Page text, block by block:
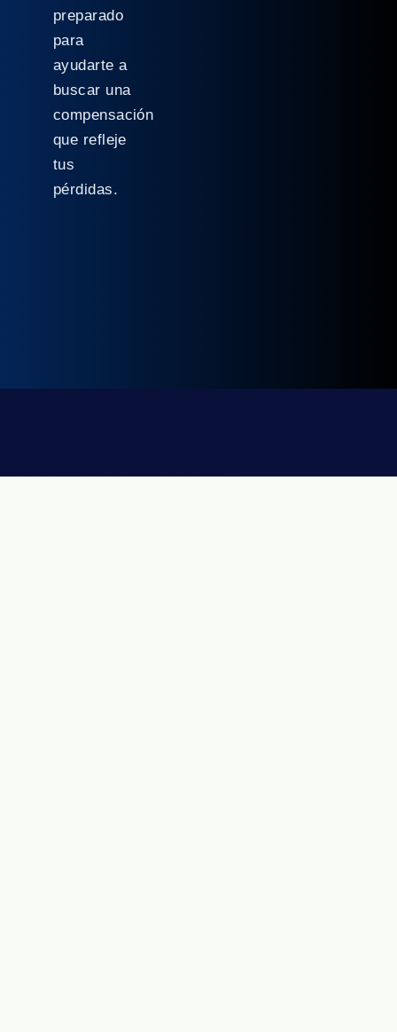
preparado
para
ayudarte a
buscar una
compensación
que refleje
tus
pérdidas.